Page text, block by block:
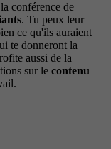
conférence de
. Tu peux leur
ce qu'ils auraient
te donneront la
aussi de la
sur le contenu